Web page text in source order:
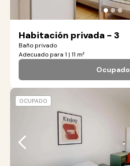
●●●
Habitación privada - 3
Baño privado
Adecuado para 1 | 11 m²
Ocupado
OCUPADO